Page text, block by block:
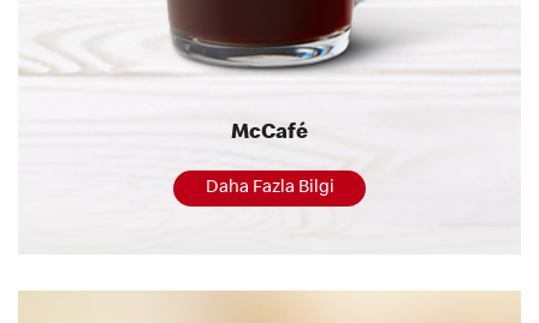
McCafé
Daha Fazla Bilgi